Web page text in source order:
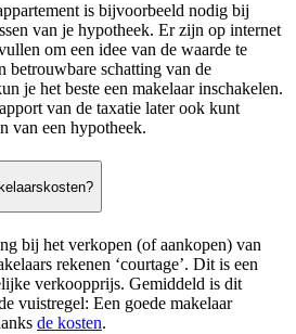
is bijvoorbeeld nodig bij
van je hypotheek. Er zijn op internet
om een idee van de waarde te
betrouwbare schatting van de
je het beste een makelaar inschakelen.
van de taxatie later ook kunt
van een hypotheek.
bij het verkopen (of aankopen) van
rekenen ‘courtage’. Dit is een
verkoopprijs. Gemiddeld is dit
vuistregel: Een goede makelaar
de kosten.